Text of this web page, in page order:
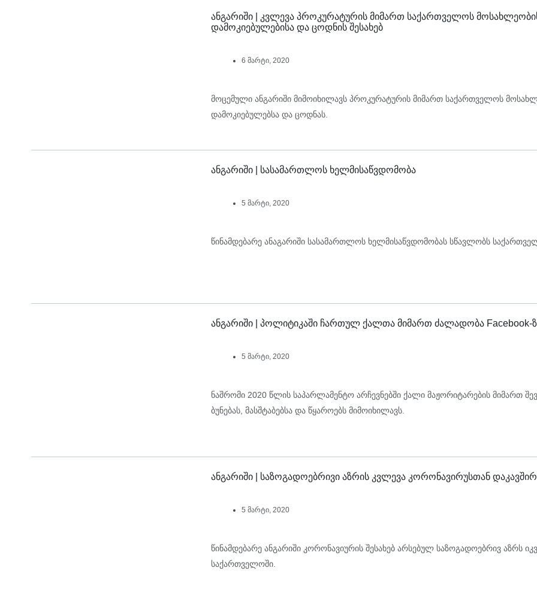
ანგარიში | კვლევა პროკურატურის მიმართ საქართველოს
დამოკიებულებისა და ცოდნის შესახებ
6 მარტი, 2020
მოცემული ანგარიში მიმოიხილავს პროკურატურის მიმართ საქართველოს
დამოკიებულებსა და ცოდნას.
ანგარიში | სასამართლოს ხელმისაწვდომობა
5 მარტი, 2020
წინამდებარე ანაგარიში სასამართლოს ხელმისაწვდომობას სწავლობს
ანგარიში | პოლიტიკაში ჩართულ ქალთა მიმართ ძალადობა Facebook-
5 მარტი, 2020
ნაშრომი 2020 წლის საპარლამენტო არჩევნებში ქალი მაჟორიტარების მიმართ
ბუნებას, მასშტაბებსა და წყაროებს მიმოიხილავს.
ანგარიში | საზოგადოებრივი აზრის კვლევა კორონავირუსთან
5 მარტი, 2020
წინამდებარე ანგარიში კორონავიურის შესახებ არსებულ საზოგადოებრივ აზრს
საქართველოში.